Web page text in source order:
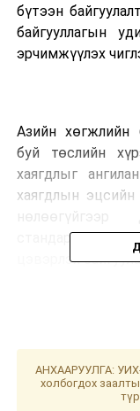
бүтээн
байгууллагын
эрчимжүүлэх
Азийн хөгжлийн
буй төслийн
хаягдлыг
хаягдлын
стандартын
цэвэрлэх
үйлчилгээний
хаягдлыг
АНХААРУУЛГА:
холбогдох